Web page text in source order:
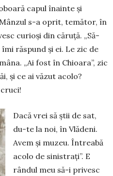
capul înainte și
s-a oprit, temător, în
curioși din căruță. „Să­
îmi răspund și ei. Le zic de
„Ai fost în Chioara”, zic
și ce ai văzut acolo?
Da­că vrei să știi de sat,
du-te la noi, în Vlădeni.
Avem și muzeu. Întreabă
acolo de sinistrați”. E
rândul meu să-i privesc